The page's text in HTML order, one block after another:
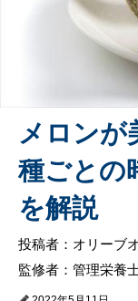
メロンが
種ごとの
を解説
投稿者：オリーブ
監修者：管理栄養